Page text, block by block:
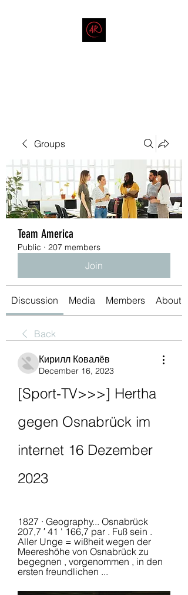
Groups
Team America
Public · 207 members
Join
Discussion Media Members About
Back
Кирилл Ковалёв
December 16, 2023
[Sport-TV>>>] Hertha
gegen Osnabrück im
internet 16 Dezember
2023
1827 · ‎Geography... Osnabrück
207,7 ′ 41 ' 166,7 par . Fuß sein .
Aller Unge = wißheit wegen der
Meereshöhe von Osnabrück zu
begegnen , vorgenommen , in den
ersten freundlichen ...